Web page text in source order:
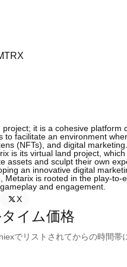
it is a cohesive
to facilitate an environment
(NFTs), and digital marketing.
is its virtual land project,
assets and sculpt their own
an innovative digital
Metarix is rooted in the play-
and engagement.
X
イム価格
でリストされてからの時間